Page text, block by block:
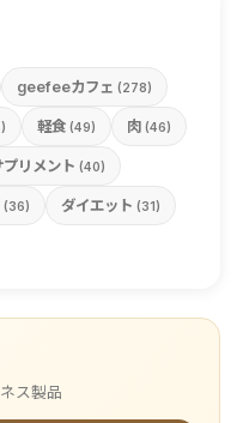
geefeeカフェ (278)
軽食 (49) 肉 (46)
プリメント (40)
(36) ダイエット (31)
ス製品